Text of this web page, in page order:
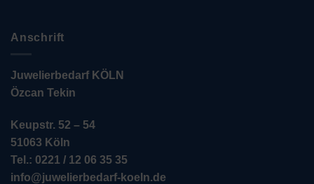
Anschrift
Juwelierbedarf KÖLN
Özcan Tekin
Keupstr. 52 – 54
51063 Köln
Tel.: 0221 / 12 06 35 35
info@juwelierbedarf-koeln.de